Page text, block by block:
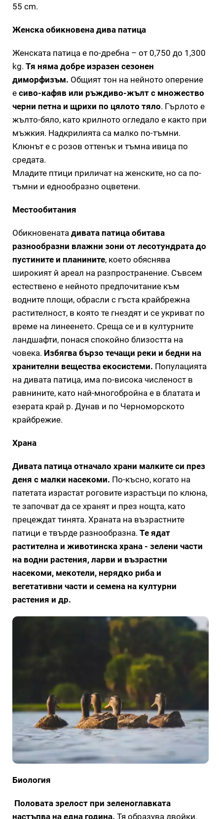
55 cm.
Женска обикновена дива патица
Женската патица е по-дребна – от 0,750 до 1,300
kg. Тя няма добре изразен сезонен
диморфизъм. Общият тон на нейното оперение
е сиво-кафяв или ръждиво-жълт с множество
черни петна и щрихи по цялото тяло. Гърлото е
жълто-бяло, като крилното огледало е както при
мъжкия. Надкрилията са малко по-тъмни.
Клюнът е с розов оттенък и тъмна ивица по
средата.
Младите птици приличат на женските, но са по-
тъмни и еднообразно оцветени.
Местообитания
Обикновената дивата патица обитава
разнообразни влажни зони от лесотундрата до
пустините и планините, което обяснява
широкият й ареал на разпространение. Съвсем
естествено е нейното предпочитание към
водните площи, обрасли с гъста крайбрежна
растителност, в която те гнездят и се укриват по
време на линеенето. Среща се и в културните
ландшафти, понася спокойно близостта на
човека. Избягва бързо течащи реки и бедни на
хранителни вещества екосистеми. Популацията
на дивата патица, има по-висока численост в
равнините, като най-многобройна е в блатата и
езерата край р. Дунав и по Черноморското
крайбрежие.
Храна
Дивата патица отначало храни малките си през
деня с малки насекоми. По-късно, когато на
патетата израстат роговите израстъци по клюна,
те започват да се хранят и през нощта, като
прецеждат тинята. Храната на възрастните
патици е твърде разнообразна. Те ядат
растителна и животинска храна - зелени части
на водни растения, ларви и възрастни
насекоми, мекотели, нерядко риба и
вегетативни части и семена на културни
растения и др.
Биология
Половата зрелост при зеленоглавката
настъпва на една година. Тя образува двойки,